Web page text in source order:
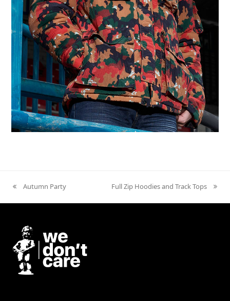
previous
post:
Autumn Party
next
post:
Full Zip Hoodies and Track Tops